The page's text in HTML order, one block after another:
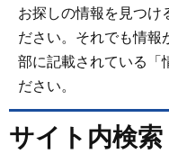
お探しの情報を見つけ
ださい。それでも情報
部に記載されている「
ださい。
サイト内検索